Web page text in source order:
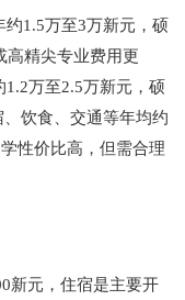
1.5万至3万新元，硕
高精尖专业费用更
万至2.5万新元，硕
饮食、交通等年均约
性价比高，但需合理
新元，住宿是主要开